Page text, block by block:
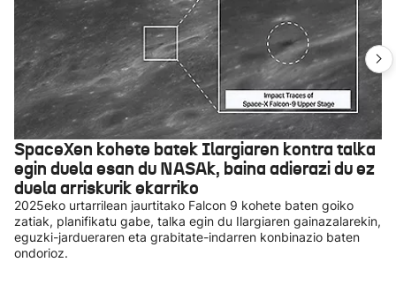
SpaceXen kohete batek Ilargiaren kontra talka
egin duela esan du NASAk, baina adierazi du ez
duela arriskurik ekarriko
2025eko urtarrilean jaurtitako Falcon 9 kohete baten goiko
zatiak, planifikatu gabe, talka egin du Ilargiaren gainazalarekin,
eguzki-jardueraren eta grabitate-indarren konbinazio baten
ondorioz.